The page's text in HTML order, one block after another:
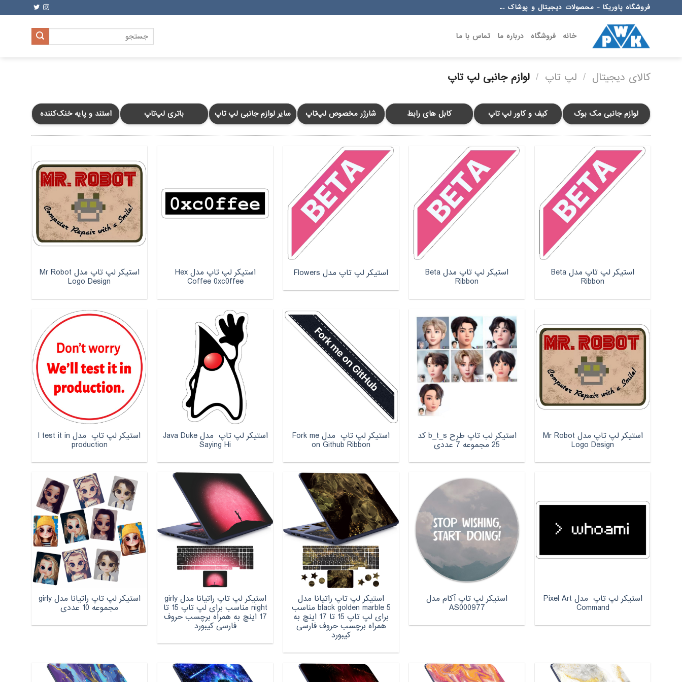
to
فروشگاه پاوریکا - محصولات دیجیتال و پوشاک ...
خانه فروشگاه درباره ما تماس با ما
جستجو
برای:
کالای دیجیتال / لپ تاپ / لوازم جانبی لپ تاپ
استند و پایه خنک‌کننده باتری لپ‌تاپ سایر لوازم جانبی لپ تاپ شارژر مخصوص لپ‌تاپ کابل های رابط کیف و کاور لپ تاپ لوازم جانبی مک بوک
استیکر لپ تاپ مدل Beta
Ribbon
استیکر لپ تاپ مدل Beta
Ribbon
استیکر لپ تاپ مدل Flowers استیکر لپ تاپ مدل Hex
Coffee 0xc0ffee
استیکر لپ تاپ مدل Mr Robot
Logo Design
استیکر لپ تاپ مدل Mr Robot
Logo Design
استیکر لب تاپ طرح b_t_s کد
25 مجموعه 7 عددی
استیکر لپ تاپ مدل Fork me
on Github Ribbon
استیکر لپ تاپ مدل Java Duke
Saying Hi
استیکر لپ تاپ مدل l test it in
production
استیکر لپ تاپ مدل Pixel Art
Command
استیکر لپ تاپ آکام مدل
AS000977
استیکر لپ تاپ راتیانا مدل
black golden marble 5 مناسب
برای لپ تاپ 15 تا 17 اینچ به
همراه برچسب حروف فارسی
کیبورد
استیکر لپ تاپ راتیانا مدل girly
night مناسب برای لپ تاپ 15 تا
17 اینچ به همراه برچسب حروف
فارسی کیبورد
استیکر لپ تاپ راتیانا مدل girly
مجموعه 10 عددی